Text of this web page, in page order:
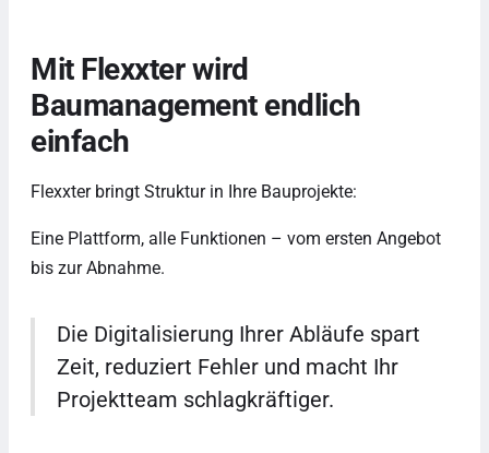
Mit Flexxter wird
Baumanagement endlich
einfach
Flexxter bringt Struktur in Ihre Bauprojekte:
Eine Plattform, alle Funktionen – vom ersten Angebot
bis zur Abnahme.
Die Digitalisierung Ihrer Abläufe spart
Zeit, reduziert Fehler und macht Ihr
Projektteam schlagkräftiger.